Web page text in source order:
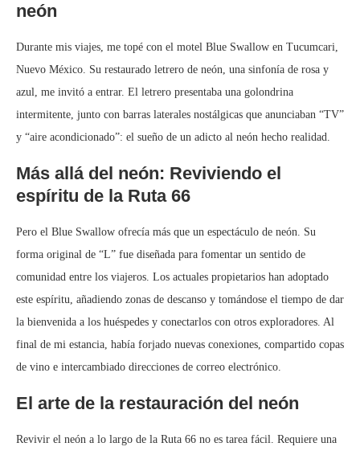
neón
Durante mis viajes, me topé con el motel Blue Swallow en Tucumcari,
Nuevo México. Su restaurado letrero de neón, una sinfonía de rosa y
azul, me invitó a entrar. El letrero presentaba una golondrina
intermitente, junto con barras laterales nostálgicas que anunciaban “TV”
y “aire acondicionado”: el sueño de un adicto al neón hecho realidad.
Más allá del neón: Reviviendo el
espíritu de la Ruta 66
Pero el Blue Swallow ofrecía más que un espectáculo de neón. Su
forma original de “L” fue diseñada para fomentar un sentido de
comunidad entre los viajeros. Los actuales propietarios han adoptado
este espíritu, añadiendo zonas de descanso y tomándose el tiempo de dar
la bienvenida a los huéspedes y conectarlos con otros exploradores. Al
final de mi estancia, había forjado nuevas conexiones, compartido copas
de vino e intercambiado direcciones de correo electrónico.
El arte de la restauración del neón
Revivir el neón a lo largo de la Ruta 66 no es tarea fácil. Requiere una